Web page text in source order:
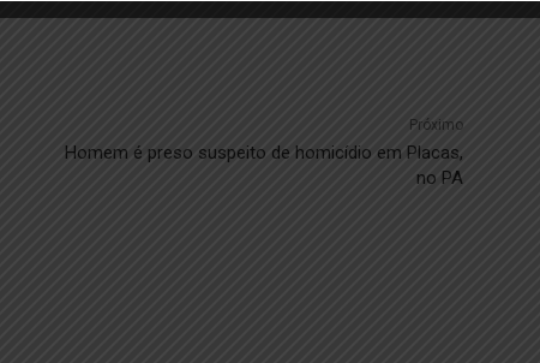
Próximo
Homem é preso suspeito de homicídio em Placas,
no PA